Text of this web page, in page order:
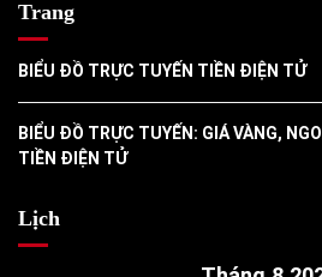
Trang
BIỂU ĐỒ TRỰC TUYẾN TIỀN ĐIỆN TỬ
BIỂU ĐỒ TRỰC TUYẾN: GIÁ VÀNG,
TIỀN ĐIỆN TỬ
Lịch